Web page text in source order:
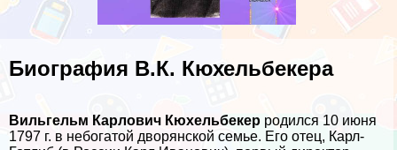
Биография В.К. Кюхельбекера
Вильгельм Карлович Кюхельбекер родился 10 июня
1797 г. в небогатой дворянской семье. Его отец, Карл-